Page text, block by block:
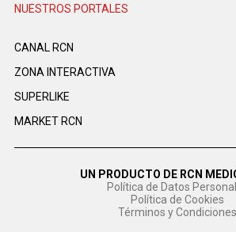
NUESTROS PORTALES
CANAL RCN
ZONA INTERACTIVA
SUPERLIKE
MARKET RCN
UN PRODUCTO DE RCN
Política de Datos
Política de Cookies
Términos y Condiciones